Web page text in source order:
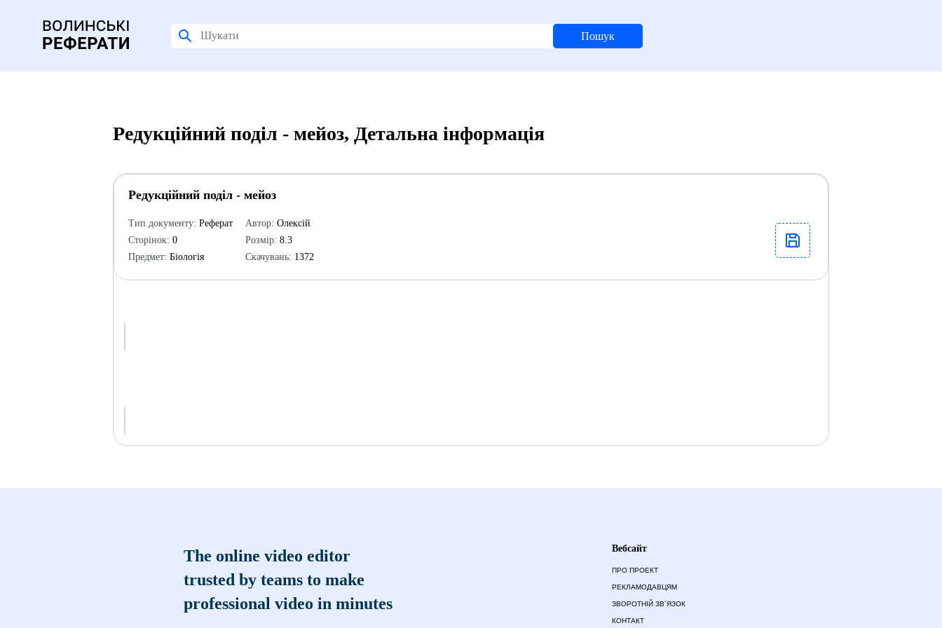
Пошук
Редукційний поділ - мейоз, Детальна інформація
Редукційний поділ - мейоз
Тип документу: Реферат
Сторінок: 0
Предмет: Біологія
Автор: Олексій
Розмір: 8.3
Скачувань: 1372
The online video editor
trusted by teams to make
professional video in minutes
Вебсайт
ПРО ПРОЕКТ
РЕКЛАМОДАВЦЯМ
ЗВОРОТНІЙ ЗВ`ЯЗОК
КОНТАКТ